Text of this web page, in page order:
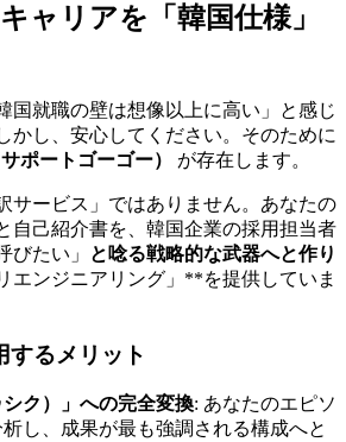
ャリアを「韓国仕様」
国就職の壁は想像以上に高い」と感じ
かし、安心してください。そのために
ポートゴーゴー） が存在します。
サービス」ではありません。あなたの
自己紹介書を、韓国企業の採用担当者
びたい」
と唸る戦略的な武器へと作り
エンジニアリング」**を提供していま
するメリット
シク）」への完全変換: あなたのエピソ
し、成果が最も強調される構成へと